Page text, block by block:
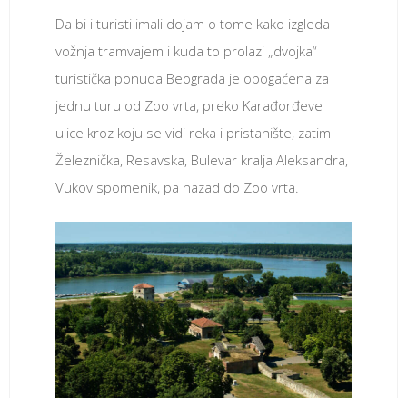
Da bi i turisti imali dojam o tome kako izgleda
vožnja tramvajem i kuda to prolazi „dvojka“
turistička ponuda Beograda je obogaćena za
jednu turu od Zoo vrta, preko Karađorđeve
ulice kroz koju se vidi reka i pristanište, zatim
Železnička, Resavska, Bulevar kralja Aleksandra,
Vukov spomenik, pa nazad do Zoo vrta.